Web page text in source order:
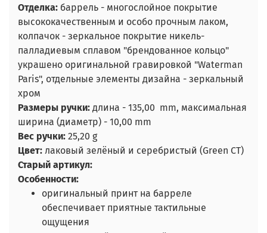
Отделка: баррель - многослойное покрытие
высококачественным и особо прочным лаком,
колпачок - зеркальное покрытие никель-
палладиевым сплавом "брендованное кольцо"
украшено оригинальной гравировкой "Waterman
Paris", отдельные элементы дизайна - зеркальный
хром
Размеры ручки: длина - 135,00 mm, максимальная
ширина (диаметр) - 10,00 mm
Вес ручки: 25,20 g
Цвет: лаковый зелёный и серебристый (Green CT)
Старый артикул:
Особенности:
оригинальный принт на барреле
обеспечивает приятные тактильные
ощущения